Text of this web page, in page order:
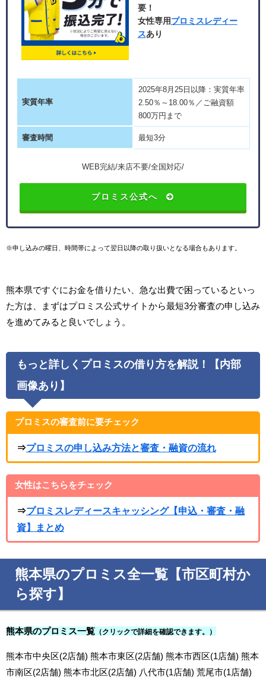
要！
女性専用 プロミスレディー
スあり
実質年率
2025年8月25日以降：実質年率
2.50％～18.00％／ご融資額
800万円まで
審査時間 最短3分
WEB完結/来店不要/全国対応/
プロミス公式へ
※申し込みの曜日、時間帯によって翌日以降の取り扱いとなる場合もあります。
熊本県ですぐにお金を借りたい、急な出費で困っているといっ
た方は、まずはプロミス公式サイトから最短3分審査の申し込み
を進めてみると良いでしょう。
もっと詳しくプロミスの借り方を解説！【内部
画像あり】
プロミスの審査前に要チェック
⇒プロミスの申し込み方法と審査・融資の流れ
女性はこちらをチェック
⇒プロミスレディースキャッシング【申込・審査・融
資】まとめ
熊本県のプロミス全一覧【市区町村か
ら探す】
熊本県のプロミス一覧 （クリックで詳細を確認できます。）
熊本市中央区(2店舗) 熊本市東区(2店舗) 熊本市西区(1店舗) 熊本
市南区(2店舗) 熊本市北区(2店舗) 八代市(1店舗) 荒尾市(1店舗)